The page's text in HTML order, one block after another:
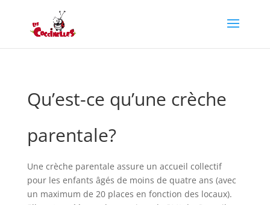
Qu’est-ce qu’une crèche
parentale?
Une crèche parentale assure un accueil collectif
pour les enfants âgés de moins de quatre ans (avec
un maximum de 20 places en fonction des locaux).